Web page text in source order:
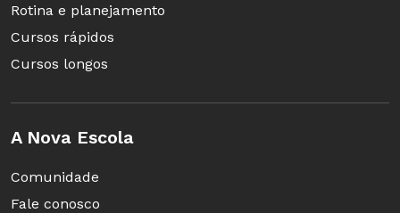
Rotina e planejamento
Cursos rápidos
Cursos longos
A Nova Escola
Comunidade
Fale conosco